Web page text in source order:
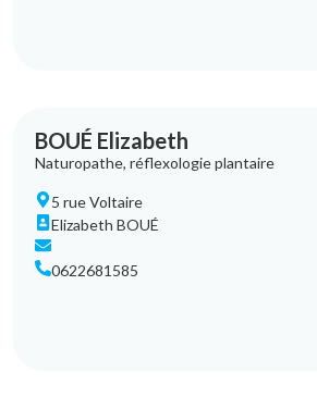
BOUÉ Elizabeth
Naturopathe, réflexologie plantaire
5 rue Voltaire
Elizabeth BOUÉ
0622681585